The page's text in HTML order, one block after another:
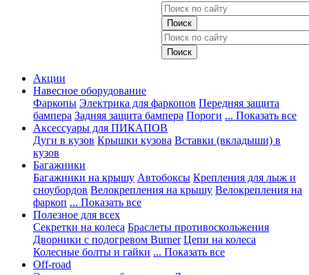
Акции
Навесное оборудование
Фаркопы Электрика для фаркопов Передняя защита
бампера Задняя защита бампера Пороги ... Показать все
Аксессуары для ПИКАПОВ
Дуги в кузов Крышки кузова Вставки (вкладыши) в
кузов
Багажники
Багажники на крышу Автобоксы Крепления для лыж и
сноубордов Велокрепления на крышу Велокрепления на
фаркоп ... Показать все
Полезное для всех
Секретки на колеса Браслеты противоскольжения
Дворники с подогревом Burner Цепи на колеса
Колесные болты и гайки ... Показать все
Off-road